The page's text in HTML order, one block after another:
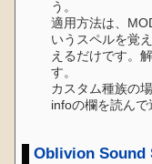
う。
適用方法は、
いうスペルを覚
えるだけです。
す。
カスタム種族の
infoの欄を読んで
Oblivion Sound